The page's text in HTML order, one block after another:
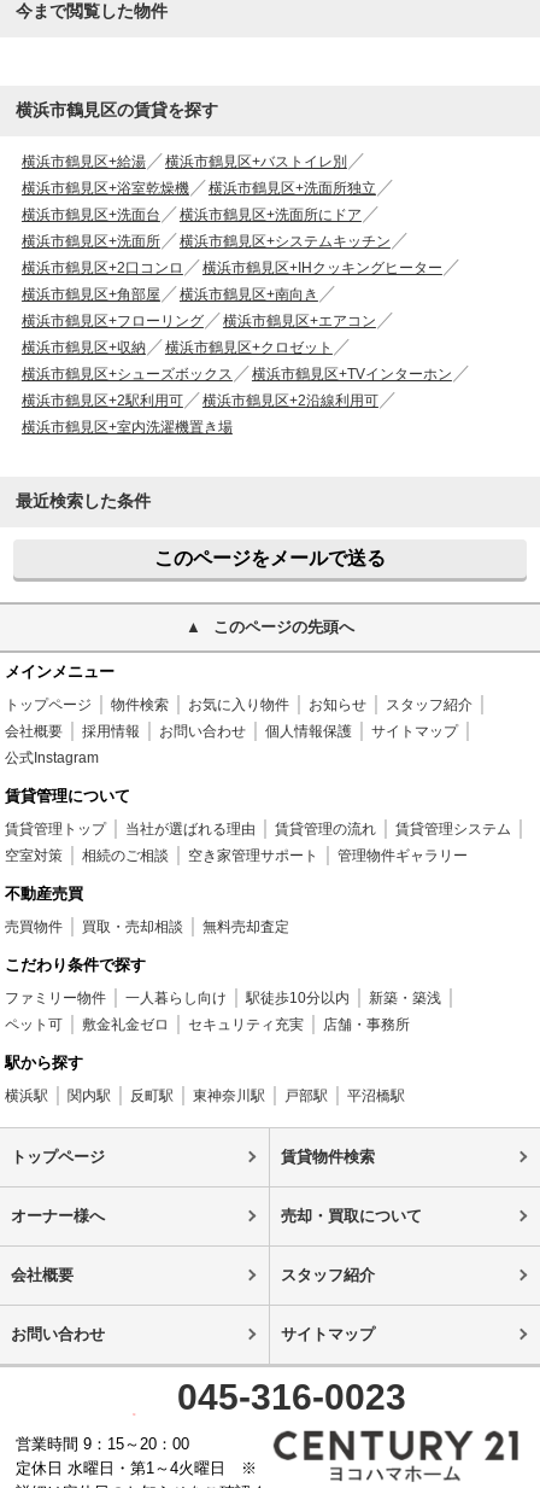
今まで閲覧した物件
横浜市鶴見区の賃貸を探す
横浜市鶴見区+給湯
横浜市鶴見区+バストイレ別
横浜市鶴見区+浴室乾燥機
横浜市鶴見区+洗面所独立
横浜市鶴見区+洗面台
横浜市鶴見区+洗面所にドア
横浜市鶴見区+洗面所
横浜市鶴見区+システムキッチン
横浜市鶴見区+2口コンロ
横浜市鶴見区+IHクッキングヒーター
横浜市鶴見区+角部屋
横浜市鶴見区+南向き
横浜市鶴見区+フローリング
横浜市鶴見区+エアコン
横浜市鶴見区+収納
横浜市鶴見区+クロゼット
横浜市鶴見区+シューズボックス
横浜市鶴見区+TVインターホン
横浜市鶴見区+2駅利用可
横浜市鶴見区+2沿線利用可
横浜市鶴見区+室内洗濯機置き場
最近検索した条件
このページをメールで送る
このページの先頭へ
メインメニュー
トップページ 物件検索 お気に入り物件 お知らせ
スタッフ紹介
会社概要
採用情報 お問い合わせ 個人情報保護
サイトマップ
公式Instagram
賃貸管理について
賃貸管理トップ 当社が選ばれる理由 賃貸管理の流れ
賃貸管理システム
空室対策
相続のご相談 空き家管理サポート 管理物件ギャラリー
不動産売買
売買物件 買取・売却相談 無料売却査定
こだわり条件で探す
ファミリー物件 一人暮らし向け 駅徒歩10分以内
新築・築浅
ペット可
敷金礼金ゼロ セキュリティ充実 店舗・事務所
駅から探す
横浜駅 関内駅 反町駅 東神奈川駅 戸部駅 平沼橋駅
トップページ 賃貸物件検索
オーナー様へ 売却・買取について
会社概要 スタッフ紹介
お問い合わせ サイトマップ
045-316-0023
営業時間 9：15～20：00
定休日 水曜日・第1～4火曜日 ※